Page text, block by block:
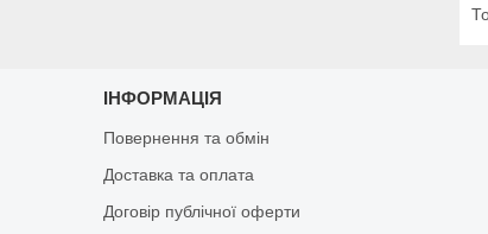
ІНФОРМАЦІЯ
Повернення та обмін
Доставка та оплата
Договір публічної оферти